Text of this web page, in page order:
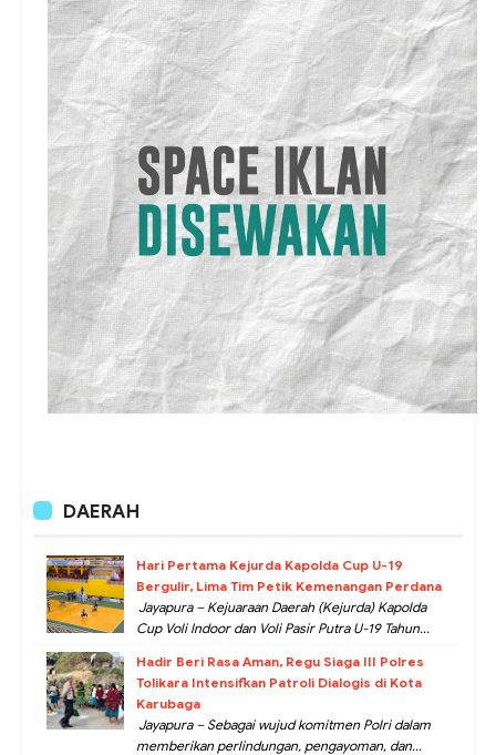
DAERAH
Hari Pertama Kejurda Kapolda Cup U-19
Bergulir, Lima Tim Petik Kemenangan Perdana
Jayapura – Kejuaraan Daerah (Kejurda) Kapolda
Cup Voli Indoor dan Voli Pasir Putra U-19 Tahun...
Hadir Beri Rasa Aman, Regu Siaga III Polres
Tolikara Intensifkan Patroli Dialogis di Kota
Karubaga
Jayapura – Sebagai wujud komitmen Polri dalam
memberikan perlindungan, pengayoman, dan...